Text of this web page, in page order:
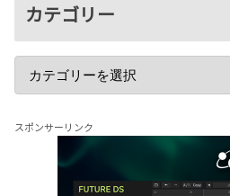
カテゴリー
スポンサーリンク